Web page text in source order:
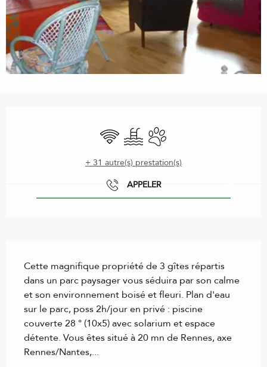
WiFi PiscineAnimaux acceptés
+ 31 autre(s) prestation(s)
APPELER
Cette magnifique propriété de 3 gîtes répartis
dans un parc paysager vous séduira par son calme
et son environnement boisé et fleuri. Plan d'eau
sur le parc, poss 2h/jour en privé : piscine
couverte 28 ° (10x5) avec solarium et espace
détente. Vous êtes situé à 20 mn de Rennes, axe
Rennes/Nantes,...